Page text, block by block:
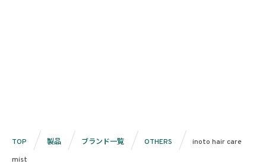
TOP 製品 ブランド一覧 OTHERS
inoto hair care
mist